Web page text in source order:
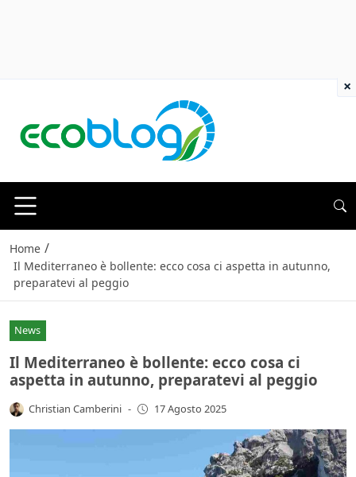
Home /
Il Mediterraneo è bollente: ecco cosa ci aspetta in autunno,
preparatevi al peggio
News
Il Mediterraneo è bollente: ecco cosa ci
aspetta in autunno, preparatevi al peggio
Christian Camberini - 17 Agosto 2025
×